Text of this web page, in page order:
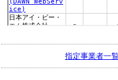
指定事業者一